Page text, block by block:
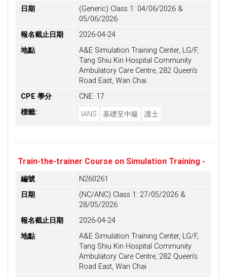
日期
(Generic) Class 1: 04/06/2026 &
05/06/2026
報名截止日期
2026-04-24
地點
A&E Simulation Training Center, LG/F,
Tang Shiu Kin Hospital Community
Ambulatory Care Centre, 282 Queen's
Road East, Wan Chai
CPE 學分
CNE: 17
標籤:
IANS 基礎至中級 護士
Train-the-trainer Course on Simulation Training -
編號
N260261
日期
(NC/ANC) Class 1: 27/05/2026 &
28/05/2026
報名截止日期
2026-04-24
地點
A&E Simulation Training Center, LG/F,
Tang Shiu Kin Hospital Community
Ambulatory Care Centre, 282 Queen's
Road East, Wan Chai